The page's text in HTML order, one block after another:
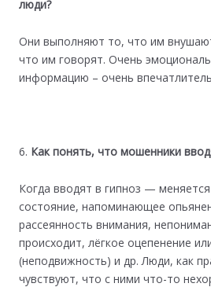
люди?
Они выполняют то, что им
что им говорят. Очень
информацию – очень
Как понять, что мошенники
Когда вводят в гипноз —
состояние, напоминающее
рассеянность внимания,
происходит, лёгкое оцепенение
(неподвижность) и др. Люди, как
чувствуют, что с ними что-то